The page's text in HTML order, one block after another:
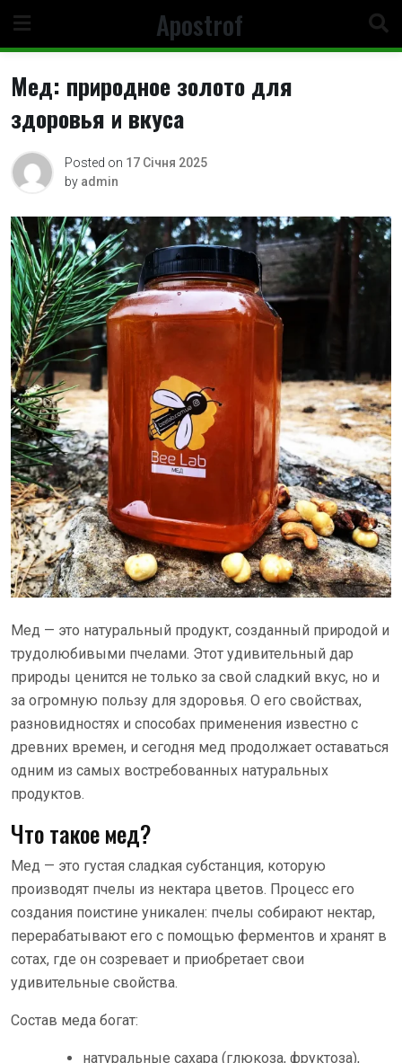
content
Apostrof
Мед: природное золото для
здоровья и вкуса
Posted on 17 Січня 2025
by admin
Мед — это натуральный продукт, созданный природой и
трудолюбивыми пчелами. Этот удивительный дар
природы ценится не только за свой сладкий вкус, но и
за огромную пользу для здоровья. О его свойствах,
разновидностях и способах применения известно с
древних времен, и сегодня мед продолжает оставаться
одним из самых востребованных натуральных
продуктов.
Что такое мед?
Мед — это густая сладкая субстанция, которую
производят пчелы из нектара цветов. Процесс его
создания поистине уникален: пчелы собирают нектар,
перерабатывают его с помощью ферментов и хранят в
сотах, где он созревает и приобретает свои
удивительные свойства.
Состав меда богат:
натуральные сахара (глюкоза, фруктоза),